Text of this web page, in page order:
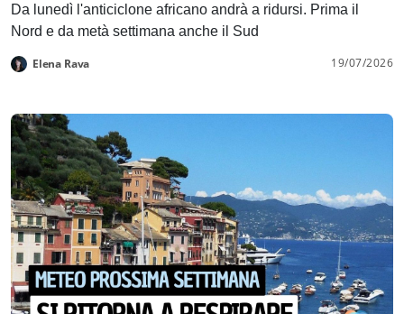
Da lunedì l'anticiclone africano andrà a ridursi. Prima il
Nord e da metà settimana anche il Sud
Elena Rava 19/07/2026